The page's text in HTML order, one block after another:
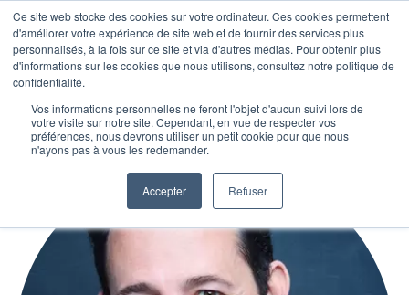
Ce site web stocke des cookies sur votre ordinateur. Ces cookies permettent
d'améliorer votre expérience de site web et de fournir des services plus
personnalisés, à la fois sur ce site et via d'autres médias. Pour obtenir plus
d'informations sur les cookies que nous utilisons, consultez notre politique de
confidentialité.
Vos informations personnelles ne feront l'objet d'aucun suivi lors de
votre visite sur notre site. Cependant, en vue de respecter vos
préférences, nous devrons utiliser un petit cookie pour que nous
n'ayons pas à vous les redemander.
Accepter Refuser